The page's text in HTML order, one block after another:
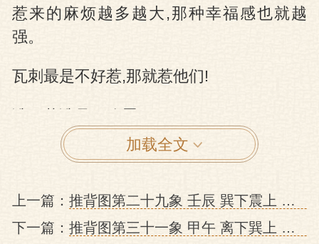
惹来的麻烦越多越大,那种幸福感也就越
强。
瓦刺最是不好惹,那就惹他们!
削减边贸交易马价的百分之二十。
瓦刺不服
加载全文
上一篇： 推背图第二十九象 壬辰 巽下震上 恒 宣宗三杨中兴的预言
下一篇： 推背图第三十一象 甲午 离下巽上 家人 魏忠贤乱政祸国的预言